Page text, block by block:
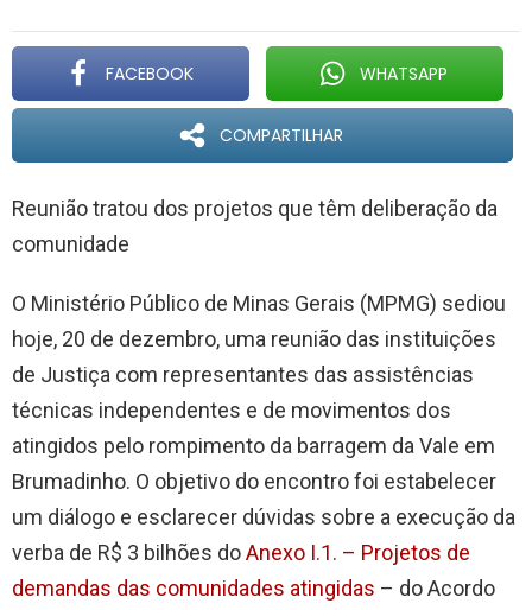
FACEBOOK WHATSAPP
COMPARTILHAR
Reunião tratou dos projetos que têm deliberação da
comunidade
O Ministério Público de Minas Gerais (MPMG) sediou
hoje, 20 de dezembro, uma reunião das instituições
de Justiça com representantes das assistências
técnicas independentes e de movimentos dos
atingidos pelo rompimento da barragem da Vale em
Brumadinho. O objetivo do encontro foi estabelecer
um diálogo e esclarecer dúvidas sobre a execução da
verba de R$ 3 bilhões doAnexo I.1. – Projetos de
demandas das comunidades atingidas – do Acordo